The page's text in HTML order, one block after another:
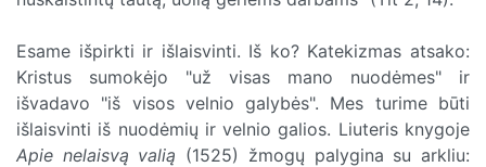
Esame išpirkti ir išlaisvinti. Iš ko? Katekizmas atsako:
Kristus sumokėjo "už visas mano nuodėmes" ir
išvadavo "iš visos velnio galybės". Mes turime būti
išlaisvinti iš nuodėmių ir velnio galios. Liuteris knygoje
Apie nelaisvą valią (1525) žmogų palygina su arkliu: